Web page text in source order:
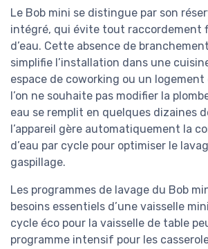
Le Bob mini se distingue par son
intégré, qui évite tout raccordement
d’eau. Cette absence de
simplifie l’installation dans une
espace de coworking ou un
l’on ne souhaite pas modifier la
eau se remplit en quelques dizaines
l’appareil gère automatiquement la
d’eau par cycle pour optimiser le
gaspillage.
Les programmes de lavage du Bob
besoins essentiels d’une vaisselle
cycle éco pour la vaisselle de table
programme intensif pour les